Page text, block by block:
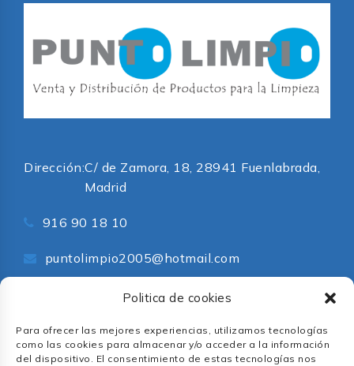
Politica de cookies
Para ofrecer las mejores experiencias, utilizamos tecnologías
como las cookies para almacenar y/o acceder a la información
del dispositivo. El consentimiento de estas tecnologías nos
Dirección:C/ de Zamora, 18, 28941 Fuenlabrada,
Madrid
916 90 18 10
puntolimpio2005@hotmail.com
Redes Sociales